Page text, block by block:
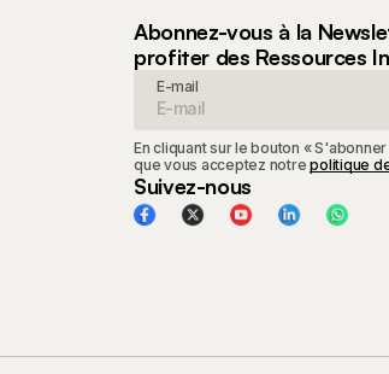
Abonnez-vous à la
profiter des Ressources
E-mail
En cliquant sur le bouton «
que vous acceptez notrepolitique
Suivez-nous